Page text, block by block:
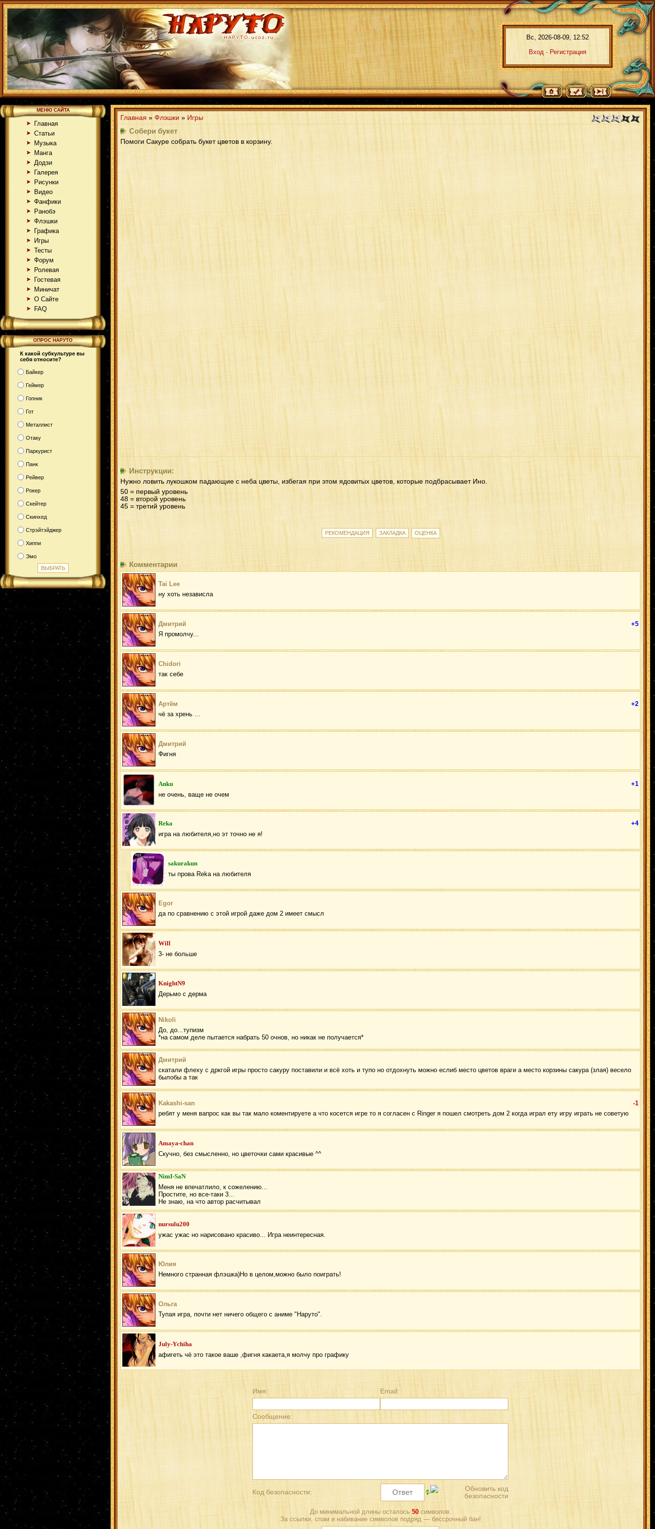
Вс, 2026-08-09, 12:52
Вход · Регистрация
МЕНЮ САЙТА
Главная
Статьи
Музыка
Манга
Додзи
Галерея
Рисунки
Видео
Фанфики
Ранобэ
Флэшки
Графика
Игры
Тесты
Форум
Ролевая
Гостевая
Миничат
О Сайте
FAQ
ОПРОС НАРУТО
К какой субкультуре вы
себя относите?
Байкер
Геймер
Гопник
Гот
Металлист
Отаку
Паркурист
Панк
Рейвер
Рокер
Скейтер
Скинхед
Стрэйтэйджер
Хиппи
Эмо
Главная » Флэшки » Игры
Собери букет
Помоги Сакуре собрать букет цветов в корзину.
Инструкции:
Нужно ловить лукошком падающие с неба цветы, избегая при этом ядовитых цветов, которые подбрасывает Ино.
50 = первый уровень
48 = второй уровень
45 = третий уровень
Комментарии
Tai Lee
ну хоть независла
+5
Дмитрий
Я промолчу...
Chidori
так себе
+2
Артём
чё за хрень ...
Дмитрий
Фигня
+1
Anku
не очень, ваще не очем
+4
Reka
игра на любителя,но эт точно не я!
sakurakun
ты прова Reka на любителя
Egor
да по сравнению с этой игрой даже дом 2 имеет смысл
Will
3- не больше
KnightN9
Дерьмо с дерма
Nikoli
До, до...тупизм
*на самом деле пытается набрать 50 очнов, но никак не получается*
Дмитрий
скатали флеху с дркгой игры просто сакуру поставили и всё хоть и тупо но отдохнуть можно еслиб место цветов враги а место корзины сакура (злая) весело
былобы а так
-1
Kakashi-san
ребят у меня вапрос как вы так мало коментируете а что косется игре то я согласен с Ringer я пошел смотреть дом 2 когда играл ету игру играть не советую
Amaya-chan
Скучно, без смысленно, но цветочки сами красивые ^^
NimI-SaN
Меня не впечатлило, к сожелению...
Простите, но все-таки 3...
Не знаю, на что автор расчитывал
nursulu200
ужас ужас но нарисовано красиво... Игра неинтересная.
Юлия
Немного странная флэшка)Но в целом,можно было поиграть!
Ольга
Тупая игра, почти нет ничего общего с аниме "Наруто".
July-Ychiha
афигеть чё это такое ваше ,фигня какаета,я молчу про графику
Имя: Email:
Сообщение:
Код безопасности:
До минимальной длины осталось 50символов.
За ссылки, спам и набивание символов подряд — бессрочный бан!